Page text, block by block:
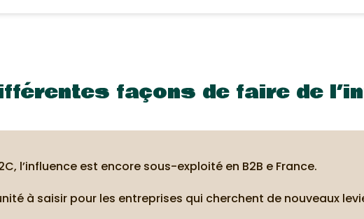
façons de faire de
l’influence est encore sous-exploité en B2B e France.
à saisir pour les entreprises qui cherchent de nouveaux